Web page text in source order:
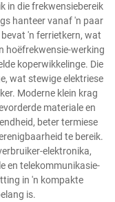
in die frekwensiebereik
hanteer vanaf 'n paar
'n ferrietkern, wat
hoëfrekwensie-werking
koperwikkelinge. Die
wat stewige elektriese
Moderne klein krag
materiale en
beter termiese
te bereik.
elektronika,
en telekommunikasie-
in 'n kompakte
is.